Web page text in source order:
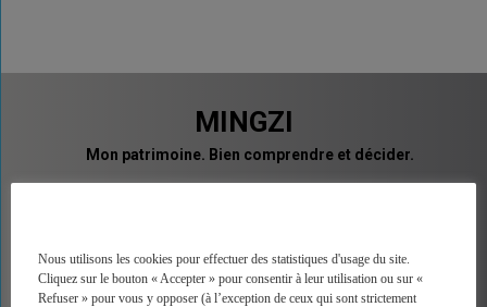
MINGZI
Mon patrimoine. Bien comprendre et décider.
direct à la bonne information, à une analyse factuelle
de plus de 350 contrats du marché, et sans arrière
pensée car MINGZI ne vend ni conseil ni placement.
Nous utilisons les cookies pour effectuer des statistiques d'usage du site.
Cliquez sur le bouton « Accepter » pour consentir à leur utilisation ou sur «
Refuser » pour vous y opposer (à l’exception de ceux qui sont strictement